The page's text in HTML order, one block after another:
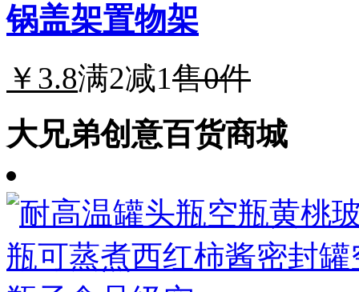
锅盖架置物架
￥3.8满2减1售0件
大兄弟创意百货商城